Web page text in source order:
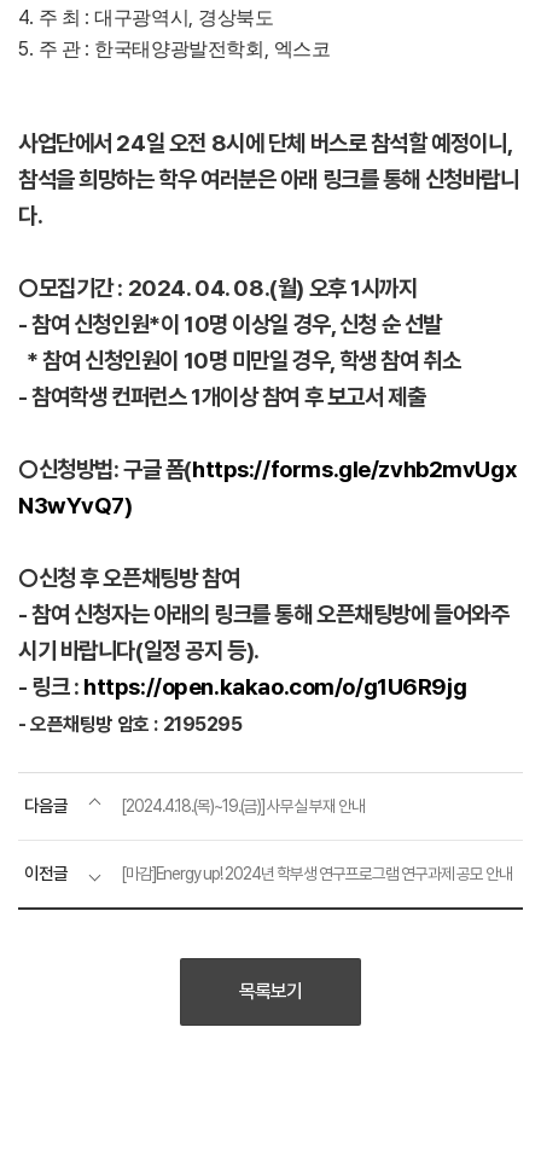
4. 주 최 :대구광역시 , 경상북도
5. 주 관 : 한국태양광발전학회 , 엑스코
사업단에서 24일 오전 8시에 단체 버스로 참석할 예정이니,
참석을 희망하는 학우 여러분은 아래 링크를 통해 신청바랍니
다.
○모집기간 : 2024. 04. 08.(월) 오후 1시까지
- 참여 신청인원*이 10명 이상일 경우, 신청 순 선발
* 참여 신청인원이 10명 미만일 경우, 학생 참여 취소
- 참여학생 컨퍼런스 1개이상 참여 후 보고서 제출
○신청방법: 구글 폼(https://forms.gle/zvhb2mvUgx
N3wYvQ7)
○신청 후 오픈채팅방 참여
- 참여 신청자는 아래의 링크를 통해 오픈채팅방에 들어와주
시기 바랍니다(일정 공지 등).
- 링크 : https://open.kakao.com/o/g1U6R9jg
- 오픈채팅방 암호 : 2195295
이전글 [마감]Energy up! 2024년 학부생 연구프로그램 연구과제 공모 안내
다음글 [2024.4.18.(목)~19.(금)] 사무실 부재 안내
목록보기